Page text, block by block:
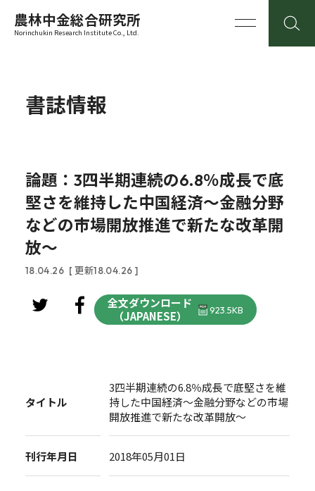
農林中金総合研究所
Norinchukin Research Institute Co., Ltd.
書誌情報
論題：3四半期連続の6.8％成長で底
堅さを維持した中国経済～金融分野
などの市場開放推進で新たな改革開
放～
18.04.26 [ 更新18.04.26 ]
全文ダウンロード
（JAPANESE）
923.5KB
タイトル
3四半期連続の6.8％成長で底堅さを維
持した中国経済～金融分野などの市場
開放推進で新たな改革開放～
刊行年月日 2018年05月01日